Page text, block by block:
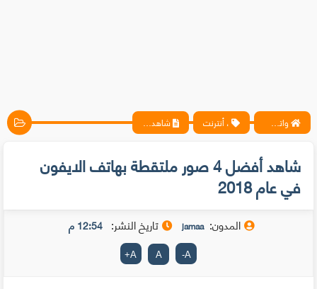
واتس آب ، فيسبوك ، أنترنت ، شروحات تقنية حصرية - المحترف ، أنترنت شاهد أفضل 4 صور ملتقطة بهاتف الايفون في عام 2018
شاهد أفضل 4 صور ملتقطة بهاتف الايفون
في عام 2018
المدون: jamaa تاريخ النشر: 12:54 م
A
-
A
A
+